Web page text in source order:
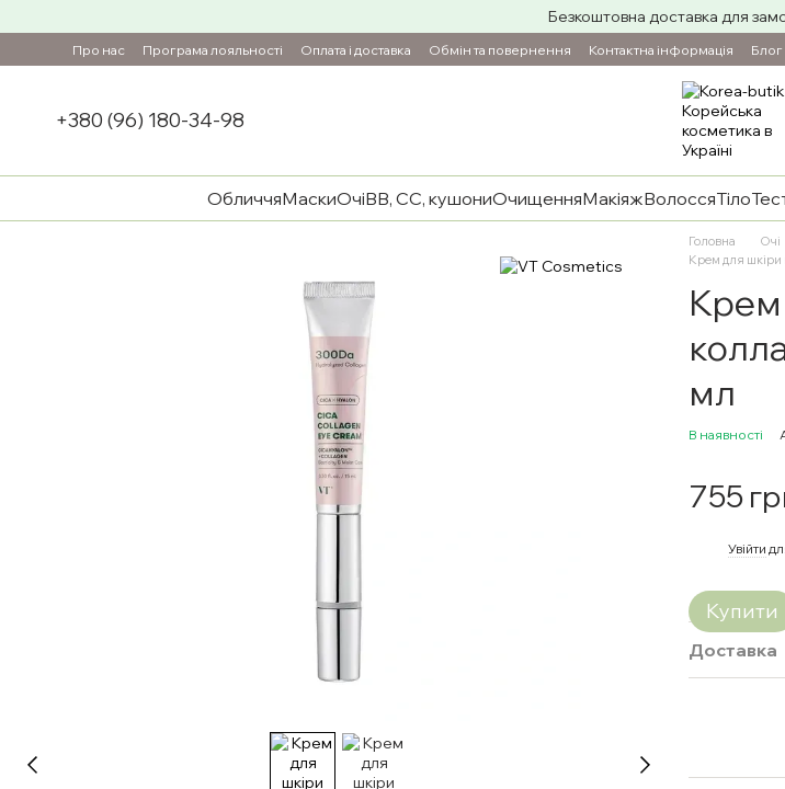
Безкоштовна доставка для
Про нас Програма лояльності Оплата і доставка Обмін та повернення Контактна інформація Блог
+380 (96) 180-34-98
ОбличчяМаскиОчіBB, CC, кушониОчищенняМакіяжВолоссяТіло
Головна Очі
Крем для шкіри
Крем
мл
В наявності
755
Увійти
Купити
Доставка